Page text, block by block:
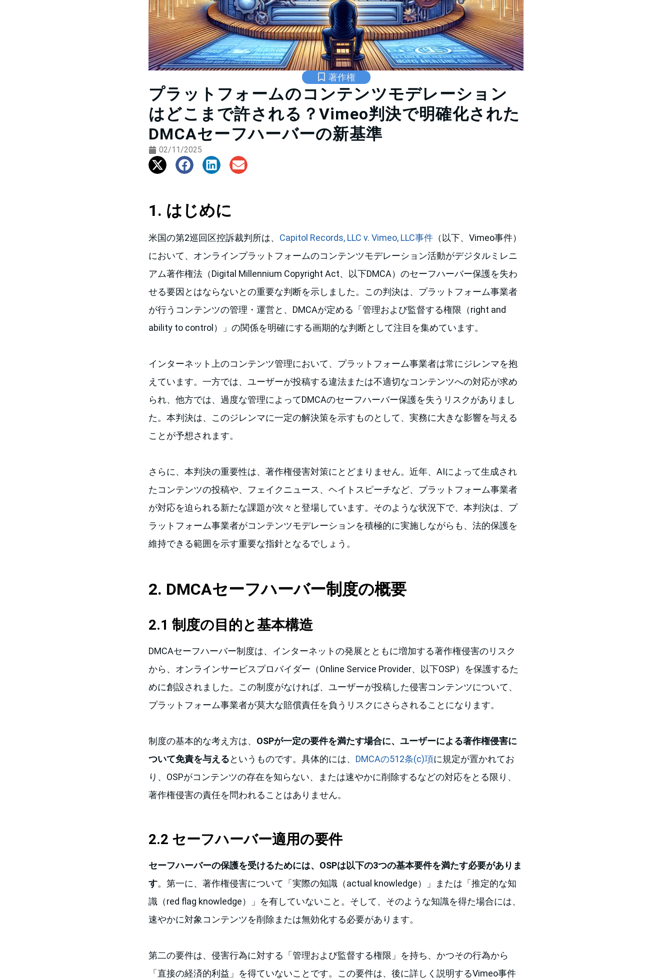
著作権
プラットフォームのコンテンツモデレーション
はどこまで許される？Vimeo判決で明確化された
DMCAセーフハーバーの新基準
02/11/2025
1. はじめに
米国の第2巡回区控訴裁判所は、 Capitol Records, LLC v. Vimeo, LLC事件 （以下、Vimeo事件）
において、オンラインプラットフォームのコンテンツモデレーション活動がデジタルミレニ
アム著作権法（Digital Millennium Copyright Act、以下DMCA）のセーフハーバー保護を失わ
せる要因とはならないとの重要な判断を示しました。この判決は、プラットフォーム事業者
が行うコンテンツの管理・運営と、DMCAが定める「管理および監督する権限（right and
ability to control）」の関係を明確にする画期的な判断として注目を集めています。
インターネット上のコンテンツ管理において、プラットフォーム事業者は常にジレンマを抱
えています。一方では、ユーザーが投稿する違法または不適切なコンテンツへの対応が求め
られ、他方では、過度な管理によってDMCAのセーフハーバー保護を失うリスクがありまし
た。本判決は、このジレンマに一定の解決策を示すものとして、実務に大きな影響を与える
ことが予想されます。
さらに、本判決の重要性は、著作権侵害対策にとどまりません。近年、AIによって生成され
たコンテンツの投稿や、フェイクニュース、ヘイトスピーチなど、プラットフォーム事業者
が対応を迫られる新たな課題が次々と登場しています。そのような状況下で、本判決は、プ
ラットフォーム事業者がコンテンツモデレーションを積極的に実施しながらも、法的保護を
維持できる範囲を示す重要な指針となるでしょう。
2. DMCAセーフハーバー制度の概要
2.1 制度の目的と基本構造
DMCAセーフハーバー制度は、インターネットの発展とともに増加する著作権侵害のリスク
から、オンラインサービスプロバイダー（Online Service Provider、以下OSP）を保護するた
めに創設されました。この制度がなければ、ユーザーが投稿した侵害コンテンツについて、
プラットフォーム事業者が莫大な賠償責任を負うリスクにさらされることになります。
制度の基本的な考え方は、 OSPが一定の要件を満たす場合に、ユーザーによる著作権侵害に
ついて免責を与えるというものです。具体的には、 DMCAの512条(c)項に規定が置かれてお
り、OSPがコンテンツの存在を知らない、または速やかに削除するなどの対応をとる限り、
著作権侵害の責任を問われることはありません。
2.2 セーフハーバー適用の要件
セーフハーバーの保護を受けるためには、OSPは以下の3つの基本要件を満たす必要がありま
す。第一に、著作権侵害について「実際の知識（actual knowledge）」または「推定的な知
識（red flag knowledge）」を有していないこと。そして、そのような知識を得た場合には、
速やかに対象コンテンツを削除または無効化する必要があります。
第二の要件は、侵害行為に対する「管理および監督する権限」を持ち、かつその行為から
「直接の経済的利益」を得ていないことです。この要件は、後に詳しく説明するVimeo事件